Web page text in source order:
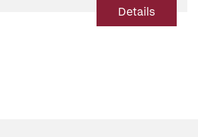
Details